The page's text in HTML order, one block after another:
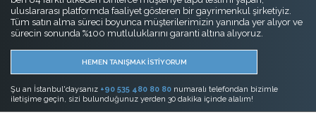
uluslararası platformda faaliyet gösteren bir gayrimenkul şirketiyiz.
Tüm satın alma süreci boyunca müşterilerimizin yanında yer alıyor ve
sürecin sonunda %100 mutluluklarını garanti altına alıyoruz.
HEMEN TANIŞMAK İSTİYORUM
Şu an İstanbul'daysanız +90 535 480 80 80 numaralı telefondan bizimle
iletişime geçin, sizi bulunduğunuz yerden 30 dakika içinde alalım!